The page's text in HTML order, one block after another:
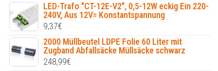
LED-Trafo "CT-12E-V2", 0,5-12W eckig Ein 220-
240V, Aus 12V= Konstantspannung
9,37€
2000 Müllbeutel LDPE Folie 60 Liter mit
Zugband Abfallsäcke Müllsäcke schwarz
248,99€